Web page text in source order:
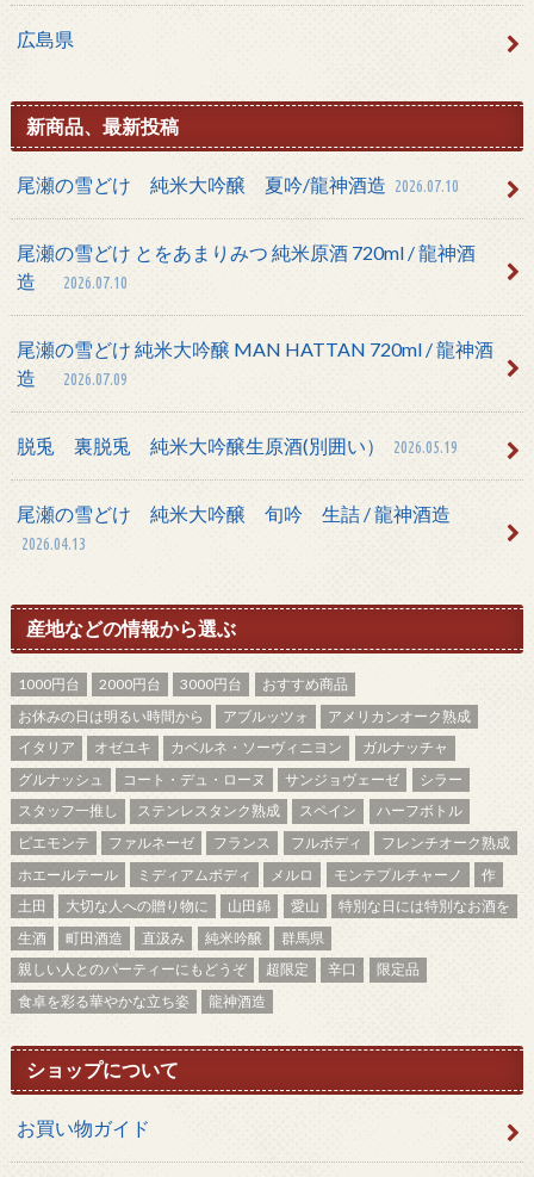
広島県
新商品、最新投稿
尾瀬の雪どけ 純米大吟醸 夏吟/龍神酒造 2026.07.10
尾瀬の雪どけ とをあまりみつ 純米原酒 720ml / 龍神酒
造
2026.07.10
尾瀬の雪どけ 純米大吟醸 MAN HATTAN 720ml / 龍神酒
造
2026.07.09
脱兎 裏脱兎 純米大吟醸生原酒(別囲い） 2026.05.19
尾瀬の雪どけ 純米大吟醸 旬吟 生詰 / 龍神酒造
2026.04.13
産地などの情報から選ぶ
1000円台 2000円台 3000円台
おすすめ商品
お休みの日は明るい時間から
アブルッツォ
アメリカンオーク熟成
イタリア
オゼユキ カベルネ・ソーヴィニヨン
ガルナッチャ
グルナッシュ
コート・デュ・ローヌ サンジョヴェーゼ
シラー
スタッフ一推し
ステンレスタンク熟成 スペイン
ハーフボトル
ピエモンテ
ファルネーゼ フランス フルボディ
フレンチオーク熟成
ホエールテール
ミディアムボディ メルロ モンテプルチャーノ
作
土田
大切な人への贈り物に 山田錦 愛山
特別な日には特別なお酒を
生酒
町田酒造 直汲み 純米吟醸
群馬県
親しい人とのパーティーにもどうぞ
超限定 辛口
限定品
食卓を彩る華やかな立ち姿
龍神酒造
ショップについて
お買い物ガイド